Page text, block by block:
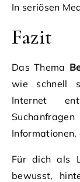
In seriösen
Fazit
Das Thema
wie schnell
Internet
Für dich als
bewusst,